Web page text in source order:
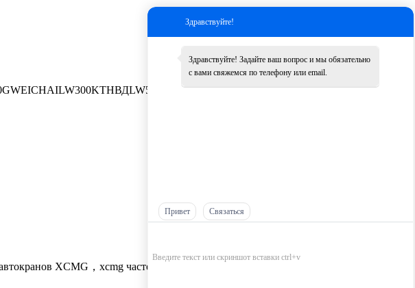
WEICHAILW300KТНВДLW500K
Другие
Здравствуйте!
Здравствуйте! Задайте ваш вопрос и мы обязательно
с вами свяжемся по телефону или email.
Привет Связаться
XCMG，xcmg частей оптом，